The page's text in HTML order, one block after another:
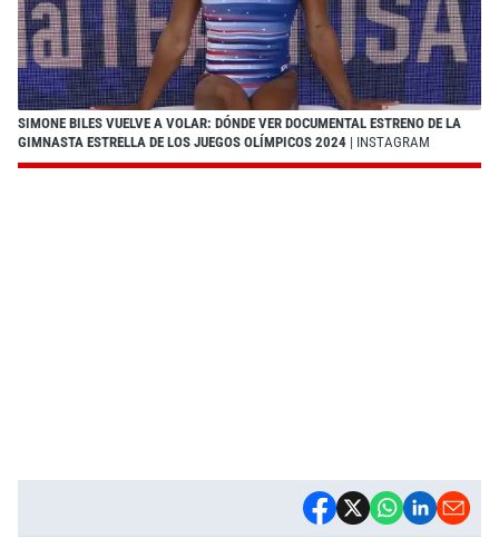
SIMONE BILES VUELVE A VOLAR: DÓNDE VER DOCUMENTAL ESTRENO DE LA
GIMNASTA ESTRELLA DE LOS JUEGOS OLÍMPICOS 2024 | INSTAGRAM